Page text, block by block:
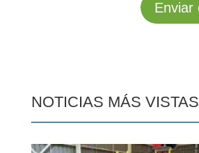
NOTICIAS MÁS VISTAS